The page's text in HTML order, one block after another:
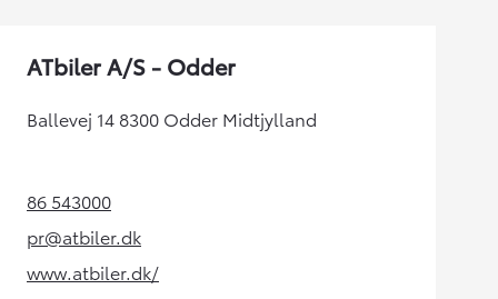
ATbiler A/S - Odder
Ballevej 14 8300 Odder Midtjylland
86 543000(Opens in new tab)
pr@atbiler.dk(Opens in new tab)
www.atbiler.dk/(Opens in new tab)